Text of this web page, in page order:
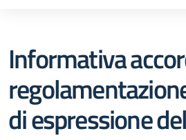
Informativa
di espressione